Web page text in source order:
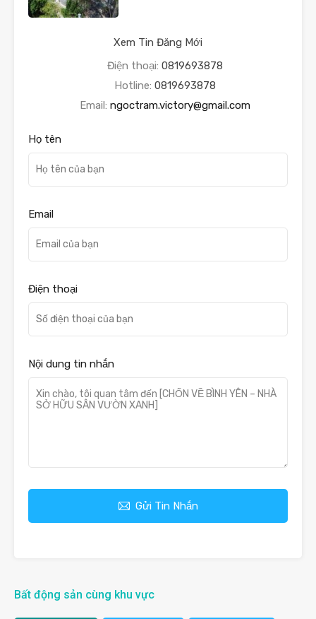
Xem Tin Đăng Mới
Điện thoại: 0819693878
Hotline: 0819693878
Email: ngoctram.victory@gmail.com
Họ tên
Email
Điện thoại
Nội dung tin nhắn
Gửi Tin Nhắn
Bất động sản cùng khu vực